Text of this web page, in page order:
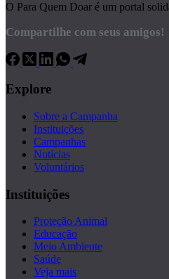
O Para Quem Doar é um portal
Compartilhe com seus amigos!
Explore
Sobre a Campanha
Instituições
Campanhas
Notícias
Voluntários
Instituições
Proteção Animal
Educação
Meio Ambiente
Saúde
Veja mais